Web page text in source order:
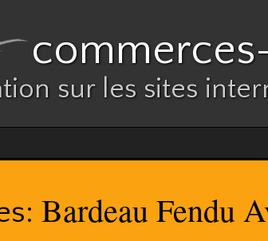
sur les sites
Bardeau Fendu